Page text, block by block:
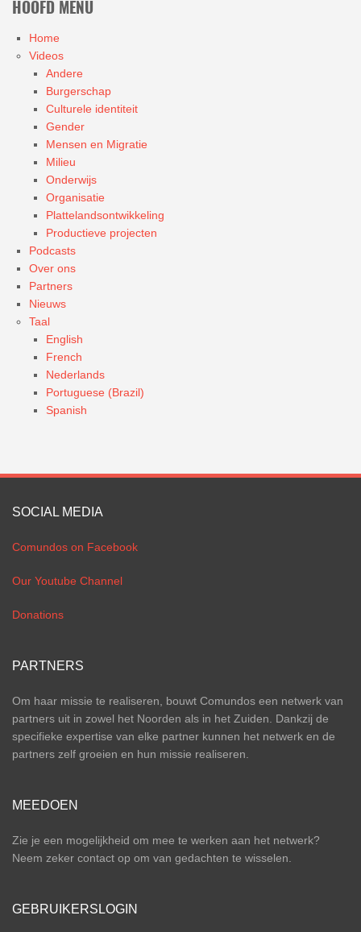
HOOFD MENU
Home
Videos
Andere
Burgerschap
Culturele identiteit
Gender
Mensen en Migratie
Milieu
Onderwijs
Organisatie
Plattelandsontwikkeling
Productieve projecten
Podcasts
Over ons
Partners
Nieuws
Taal
English
French
Nederlands
Portuguese (Brazil)
Spanish
SOCIAL MEDIA
Comundos on Facebook
Our Youtube Channel
Donations
PARTNERS
Om haar missie te realiseren, bouwt Comundos een netwerk van
partners uit in zowel het Noorden als in het Zuiden. Dankzij de
specifieke expertise van elke partner kunnen het netwerk en de
partners zelf groeien en hun missie realiseren.
MEEDOEN
Zie je een mogelijkheid om mee te werken aan het netwerk?
Neem zeker contact op om van gedachten te wisselen.
GEBRUIKERSLOGIN